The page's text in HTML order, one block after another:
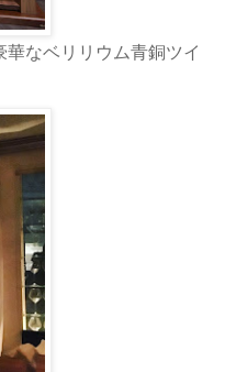
なベリリウム青銅ツイ